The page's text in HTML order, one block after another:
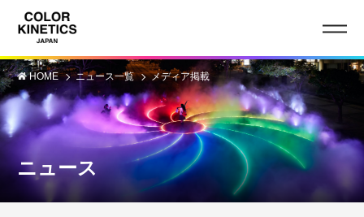
HOME ニュース一覧 メディア掲載
ニュース